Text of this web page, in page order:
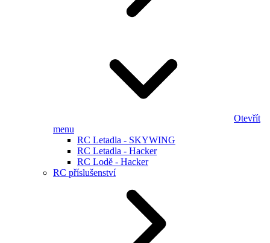
Otevřít
menu
RC Letadla - SKYWING
RC Letadla - Hacker
RC Lodě - Hacker
RC příslušenství